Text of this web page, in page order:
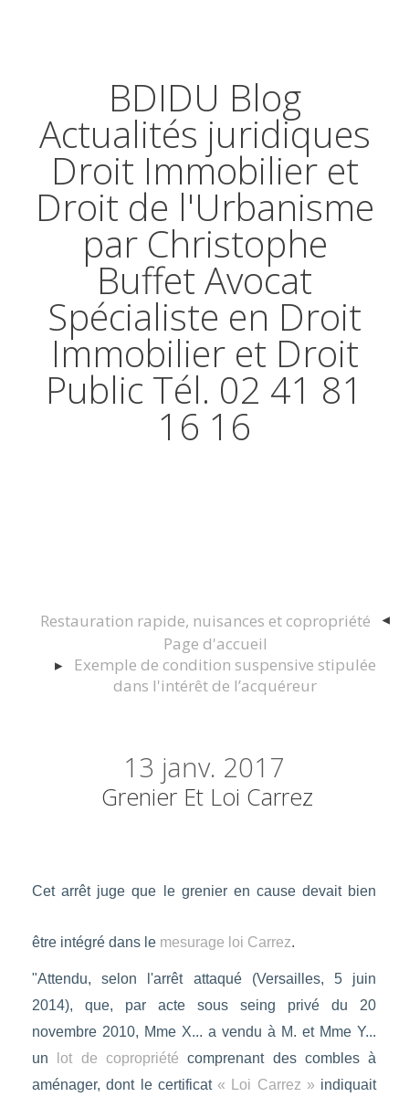
BDIDU Blog
Actualités juridiques
Droit Immobilier et
Droit de l'Urbanisme
par Christophe
Buffet Avocat
Spécialiste en Droit
Immobilier et Droit
Public Tél. 02 41 81
16 16
Restauration rapide, nuisances et copropriété
Page d'accueil
Exemple de condition suspensive stipulée
dans l'intérêt de l’acquéreur
13 janv. 2017
Grenier Et Loi Carrez
Cet arrêt juge que le grenier en cause devait bien
être intégré dans le mesurage loi Carrez.
"Attendu, selon l'arrêt attaqué (Versailles, 5 juin
2014), que, par acte sous seing privé du 20
novembre 2010, Mme X... a vendu à M. et Mme Y...
un
lot de copropriété comprenant des combles à
aménager, dont le certificat« Loi Carrez » indiquait